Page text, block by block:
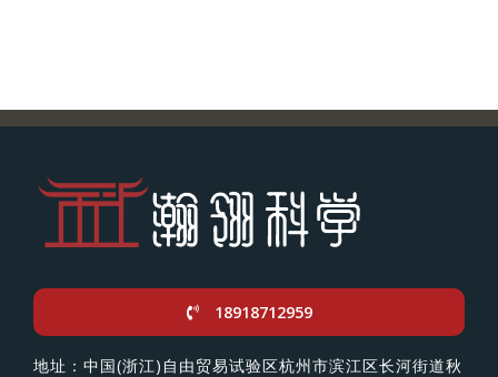
18918712959
地址：中国(浙江)自由贸易试验区杭州市滨江区长河街道秋